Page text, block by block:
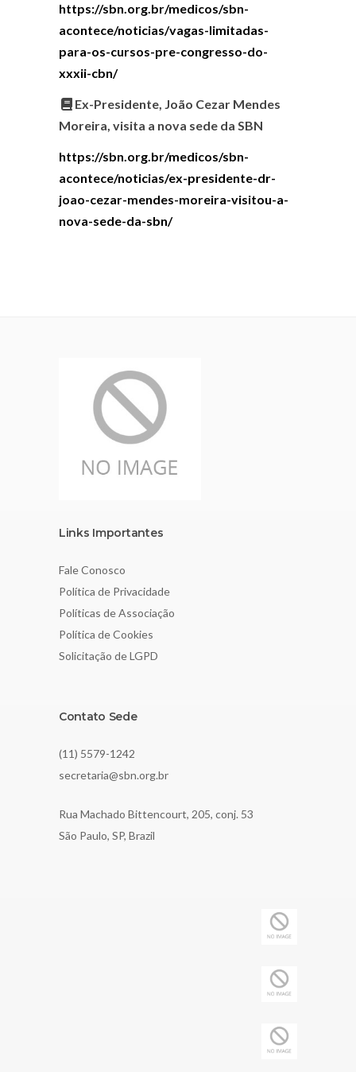
https://sbn.org.br/medicos/sbn-
acontece/noticias/vagas-limitadas-
para-os-cursos-pre-congresso-do-
xxxii-cbn/
Ex-Presidente, João Cezar Mendes
Moreira, visita a nova sede da SBN
https://sbn.org.br/medicos/sbn-
acontece/noticias/ex-presidente-dr-
joao-cezar-mendes-moreira-visitou-a-
nova-sede-da-sbn/
Links Importantes
Fale Conosco
Política de Privacidade
Políticas de Associação
Política de Cookies
Solicitação de LGPD
Contato Sede
(11) 5579-1242
secretaria@sbn.org.br
Rua Machado Bittencourt, 205, conj. 53
São Paulo, SP, Brazil